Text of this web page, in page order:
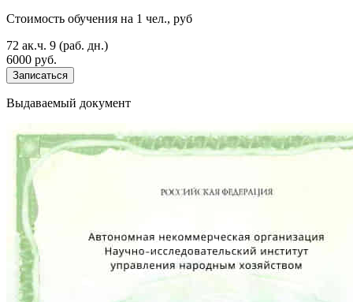
Стоимость обучения на 1 чел., руб
72 ак.ч. 9 (раб. дн.)
6000 руб.
Записаться
Выдаваемый документ